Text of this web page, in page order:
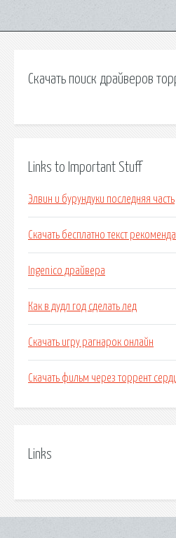
Скачать поиск драйверов
Links to Important Stuff
Элвин и бурундуки последняя часть
Скачать бесплатно текст
Ingenico драйвера
Как в дудл год сделать лед
Скачать игру рагнарок онлайн
Скачать фильм через торрент
Links